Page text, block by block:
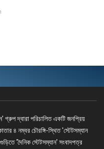
গ্রুপ দ্বারা পরিচালিত একটি জনপ্রিয়
৪ নম্বর চৌরঙ্গি-স্থিত 'স্টেটসম্যান
'দৈনিক স্টেটসম্যান' সংবাদপত্র